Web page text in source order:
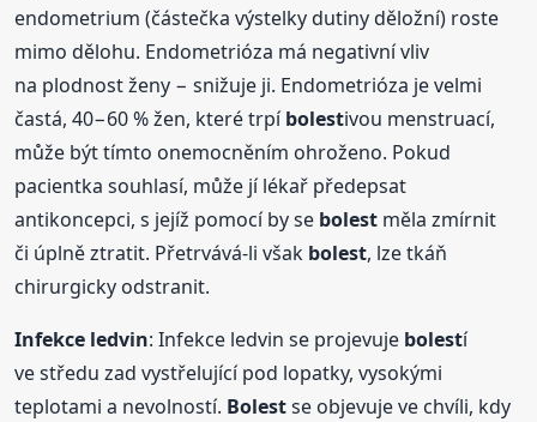
endometrium (částečka výstelky dutiny děložní) roste
mimo dělohu. Endometrióza má negativní vliv
na plodnost ženy − snižuje ji. Endometrióza je velmi
častá, 40−60 % žen, které trpíbolestivou menstruací,
může být tímto onemocněním ohroženo. Pokud
pacientka souhlasí, může jí lékař předepsat
antikoncepci, s jejíž pomocí by se bolest měla zmírnit
či úplně ztratit. Přetrvává-li však bolest, lze tkáň
chirurgicky odstranit.
Infekce ledvin: Infekce ledvin se projevuje bolestí
ve středu zad vystřelující pod lopatky, vysokými
teplotami a nevolností. Bolestse objevuje ve chvíli, kdy